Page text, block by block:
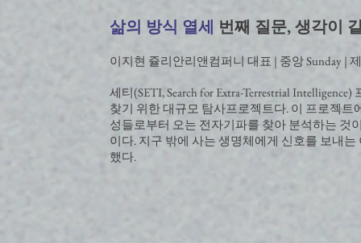
삶의 방식 열세 번째 질문, 생각이
이지현 쥴리안리앤컴퍼니 대표 | 중앙 Sunday | 제
세티(SETI, Search for Extra-Terrestrial
찾기 위한 대규모 탐사프로젝트다. 이 프로젝
성들로부터 오는 전자기파를 찾아 분석하는 것
이다. 지구 밖에 사는 생명체에게 신호를 보내
했다.